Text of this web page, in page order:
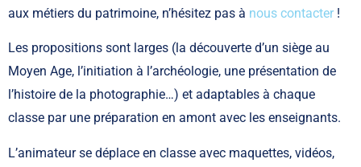
aux métiers du patrimoine, n’hésitez pas à nous contacter !
Les propositions sont larges (la découverte d’un siège au
Moyen Age, l’initiation à l’archéologie, une présentation de
l’histoire de la photographie…) et adaptables à chaque
classe par une préparation en amont avec les enseignants.
L’animateur se déplace en classe avec maquettes, vidéos,